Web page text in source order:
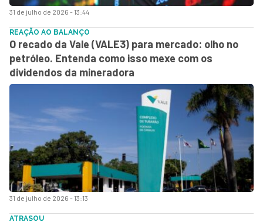
31 de julho de 2026 - 13:44
31 de julho de 2026 - 13:13
REAÇÃO AO BALANÇO
O recado da Vale (VALE3) para mercado: olho no
petróleo. Entenda como isso mexe com os
dividendos da mineradora
ATRASOU